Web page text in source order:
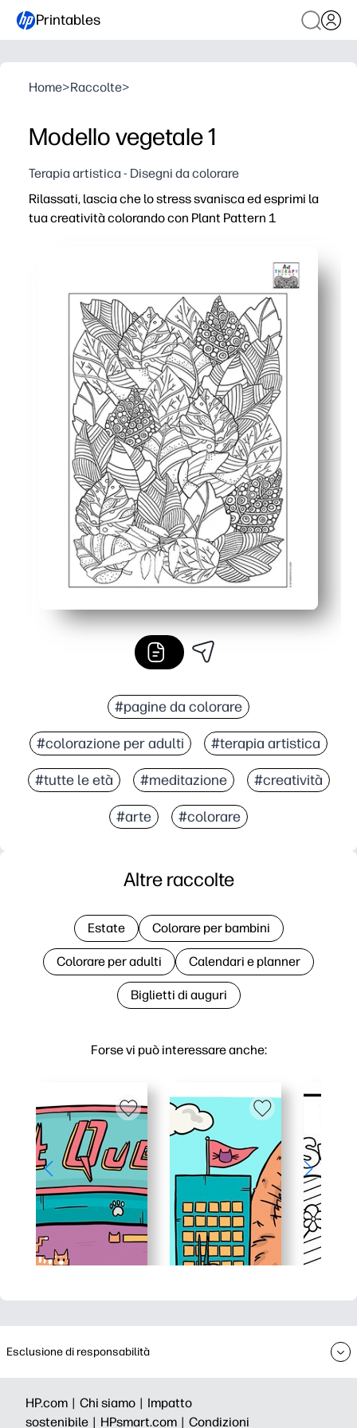
Printables
Home>Raccolte>
Modello vegetale 1
Terapia artistica - Disegni da colorare
Rilassati, lascia che lo stress svanisca ed esprimi la
tua creatività colorando con Plant Pattern 1
Una semplice pausa consapevole che aiuta a
Migliora la concentrazione e il controllo motorio di
Flessibile a casa o a scuola: puoi stampare multipli,
#pagine da colorare
#colorazione per adulti #terapia artistica
#tutte le età #meditazione #creatività
#arte #colorare
Forse vi può interessare anche:
Altre raccolte
Estate Colorare per bambini
Colorare per adulti Calendari e planner
Biglietti di auguri
Esclusione di responsabilità
HP.com | Chi siamo | Impatto
sostenibile | HPsmart.com | Condizioni